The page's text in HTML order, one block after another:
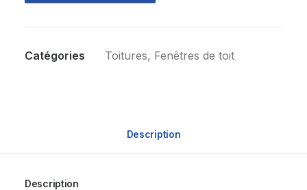
Catégories Toitures, Fenêtres de toit
Description
Description